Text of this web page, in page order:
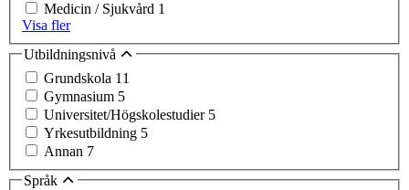
Medicin / Sjukvård 1
Visa fler
Utbildningsnivå
Grundskola 11
Gymnasium 5
Universitet/Högskolestudier 5
Yrkesutbildning 5
Annan 7
Språk